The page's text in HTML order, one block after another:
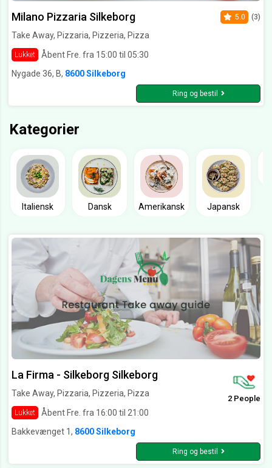
Milano Pizzaria Silkeborg
Take Away, Pizzaria, Pizzeria, Pizza
Lukket Åbent Fre. fra 15:00 til 05:30
5.0 (3)
Nygade 36, B, 8600 Silkeborg
Ring og bestil
Kategorier
Italiensk Dansk Amerikansk Japansk
La Firma - Silkeborg Silkeborg
Take Away, Pizzaria, Pizzeria, Pizza
Lukket Åbent Fre. fra 16:00 til 21:00
2 People
Bakkevænget 1, 8600 Silkeborg
Ring og bestil